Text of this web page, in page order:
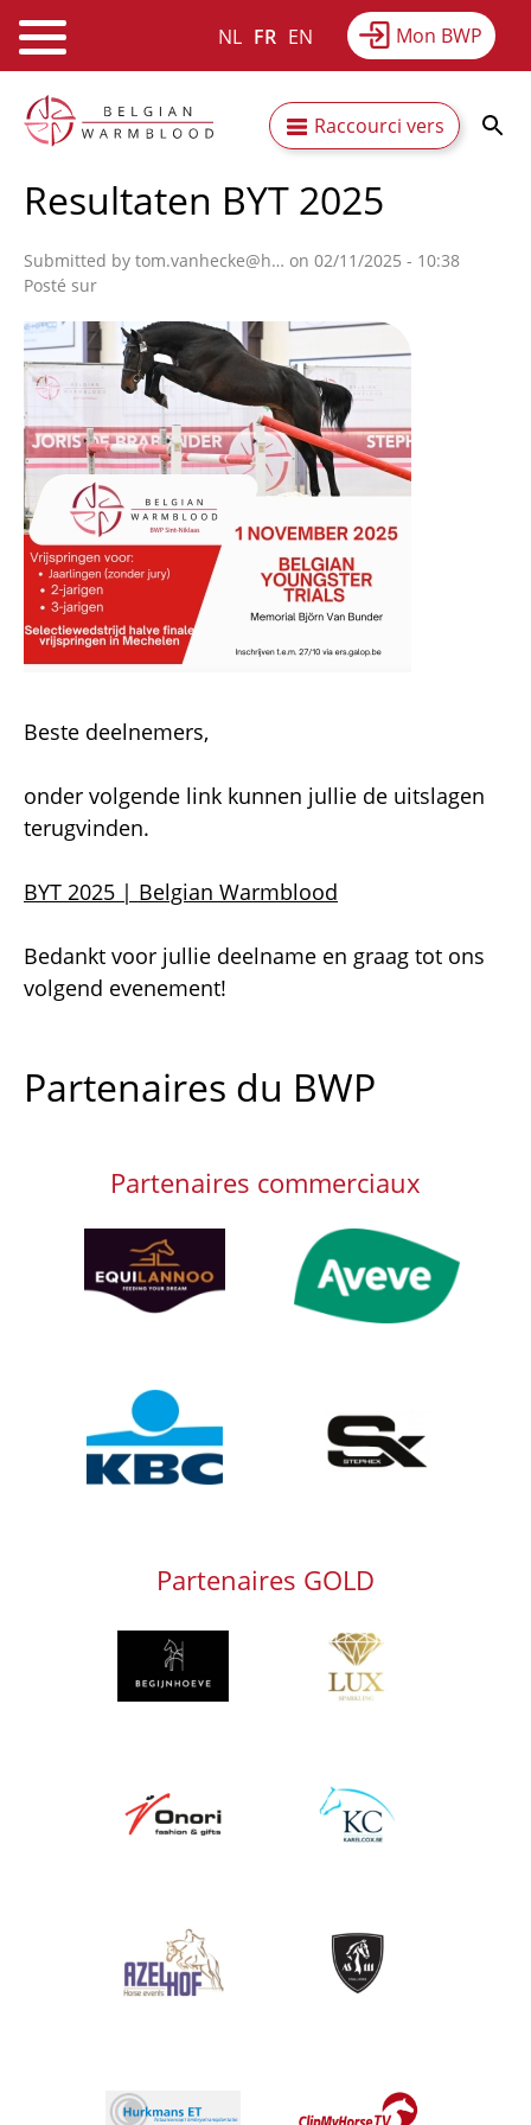
Aller
principal
Mon BWP
NL FR EN
Secundaire
navigatie
Webshop Equitime Actualités
À propos du BWP
Raccourci vers
Resultaten BYT 2025
Submitted by tom.vanhecke@h… on 02/11/2025 - 10:38
Posté sur
Afbeelding
Beste deelnemers,
onder volgende link kunnen jullie de uitslagen
terugvinden.
BYT 2025 | Belgian Warmblood
Bedankt voor jullie deelname en graag tot ons
volgend evenement!
Partenaires du BWP
Partenaires commerciaux
Afbeelding Afbeelding
Afbeelding
Partenaires GOLD
Afbeelding Afbeelding
Afbeelding Afbeelding
Afbeelding Afbeelding
Afbeelding